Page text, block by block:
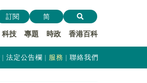
科技 專題 時政 香港百科
訂閱 简
法定公告欄 服務 聯絡我們